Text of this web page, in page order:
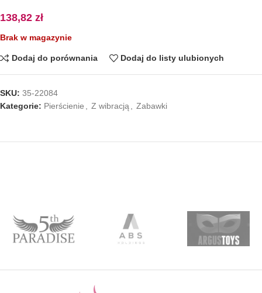
138,82 zł
Brak w magazynie
Dodaj do porównania Dodaj do listy ulubionych
SKU: 35-22084
Kategorie: Pierścienie Z wibracją Zabawki